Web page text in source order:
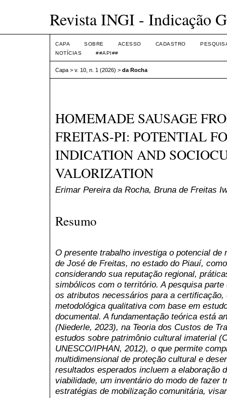
Revista INGI - Indicação
CAPA SOBRE ACESSO CADASTRO
NOTÍCIAS
##API##
Capa > v. 10, n. 1 (2026) > da Rocha
HOMEMADE SAUSAGE
FREITAS-PI: POTENTIAL
INDICATION AND
VALORIZATION
Erimar Pereira da Rocha, Bruna de Freitas
Resumo
O presente trabalho investiga o potencial
de José de Freitas, no estado do Piauí,
considerando sua reputação regional,
simbólicos com o território. A pesquisa
os atributos necessários para a certificação,
metodológica qualitativa com base em
documental. A fundamentação teórica está
(Niederle, 2023), na Teoria dos Custos de
estudos sobre patrimônio cultural imaterial
UNESCO/IPHAN, 2012), o que permite
multidimensional de proteção cultural e
resultados esperados incluem a elaboração
viabilidade, um inventário do modo de fazer
estratégias de mobilização comunitária,